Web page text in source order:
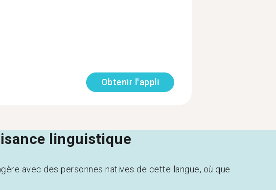
Obtenir l'appli
linguistique
avec des personnes natives de cette langue, où que